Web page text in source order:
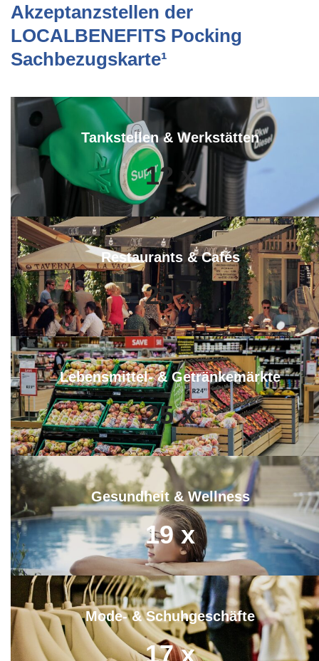
Akzeptanzstellen der
LOCALBENEFITS Pocking
Sachbezugskarte¹
Tankstellen & Werkstätten
12 x
Restaurants & Cafés
25 x
Lebensmittel- & Getränkemärkte
25 x
Gesundheit & Wellness
19 x
Mode- & Schuhgeschäfte
17 x